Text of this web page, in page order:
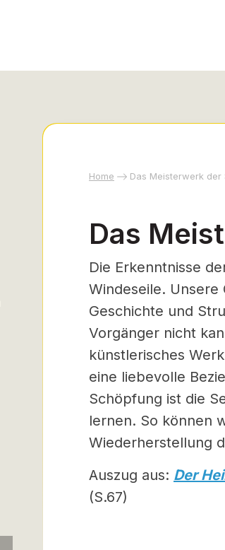
Home Das Meisterwerk der
Das
Die Erkenntnisse
Windeseile.
Geschichte und
Vorgänger nicht
künstlerisches
eine liebevolle
Schöpfung ist die
lernen. So können
Wiederherstellung
Auszug aus: Der
(S.67)